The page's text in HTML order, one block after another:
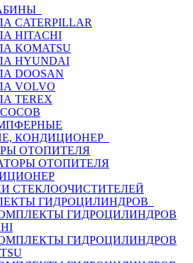
CATERPILLAR
HITACHI
KOMATSU
HYUNDAI
DOOSAN
VOLVO
TEREX
КОНДИЦИОНЕР
ОТОПИТЕЛЯ
ОТОПИТЕЛЯ
СТЕКЛООЧИСТИТЕЛЕЙ
ГИДРОЦИЛИНДРОВ
ГИДРОЦИЛИНДРОВ
ГИДРОЦИЛИНДРОВ